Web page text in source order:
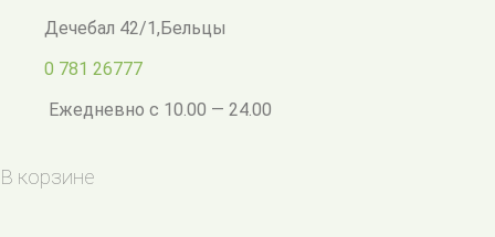
Дечебал 42/1,Бельцы
0 781 26777
Ежедневно с 10.00 — 24.00
В корзине